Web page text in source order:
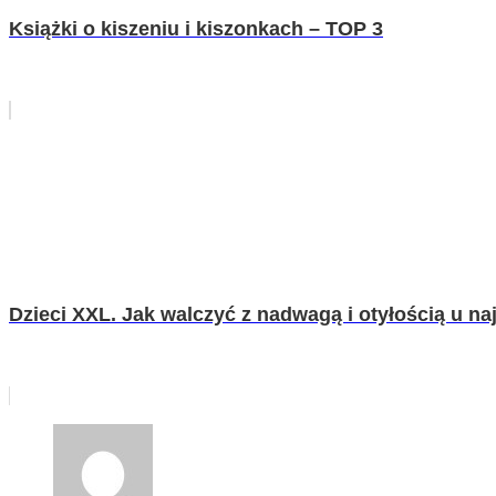
Książki o kiszeniu i kiszonkach – TOP 3
Dzieci XXL. Jak walczyć z nadwagą i otyłością u